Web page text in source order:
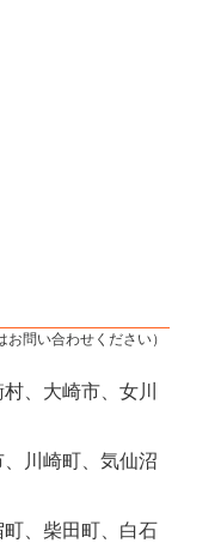
問い合わせください）
、大崎市、女川
川崎町、気仙沼
、柴田町、白石